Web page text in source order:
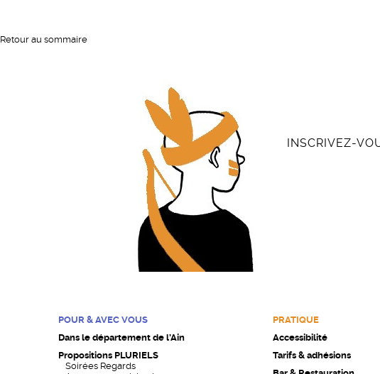
Retour au sommaire
INSCRIVEZ-
POUR & AVEC VOUS
Dans le département de l’Ain
Propositions PLURIELS
Soirées Regards
PRATIQUE
Accessibilité
Tarifs & adhésions